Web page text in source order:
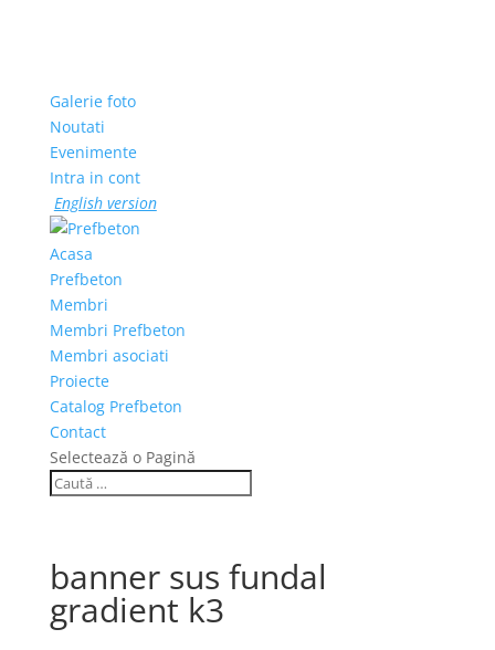
Galerie foto
Noutati
Evenimente
Intra in cont
English version
Acasa
Prefbeton
Membri
Membri Prefbeton
Membri asociati
Proiecte
Catalog Prefbeton
Contact
Selectează o Pagină
banner sus fundal
gradient k3